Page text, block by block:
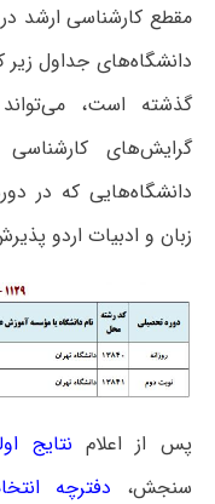
مقطع کارشناسی ارشد
دانشگاه‌های جداول
گذشته است،
گرایش‌های
دانشگاه‌هایی که در
زبان و ادبیات اردو
پس از اعلام نتایج
سنجش، دفترچه